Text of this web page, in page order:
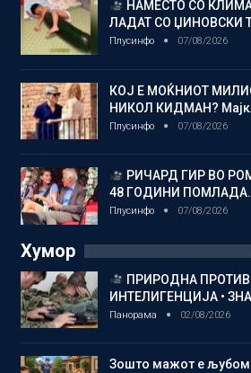
НАМЕСТО СО
ЛАДАТ СО ЏИНОВСКИ
Плусинфо 07/08/2026
КОЈ Е МОЌНИОТ
НИКОЛ КИДМАН?
Плусинфо 07/08/2026
РИЧАРД ГИР ВО
48 ГОДИНИ
Плусинфо 07/08/2026
Хумор
ПРИРОДНА
ИНТЕЛИГЕНЦИЈА •
Панорама 02/08/2026
Зошто мажот е